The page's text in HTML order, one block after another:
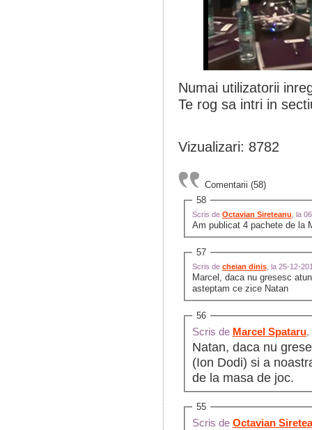
Numai utilizatorii
Te rog sa intri in
Vizualizari: 8782
Comentarii (58)
58
Scris de Octavian Sireteanu , la
Am publicat 4 pachete de la
57
Scris de cheian dinis, la 25-12-
Marcel, daca nu gresesc
asteptam ce zice Natan
56
Scris de Marcel Spataru,
Natan, daca nu
(Ion Dodi) si a
de la masa de joc.
55
Scris de Octavian